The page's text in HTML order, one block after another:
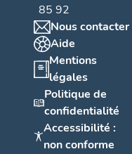
85 92
Nous contacter
Aide
Mentions
légales
Politique de
confidentialité
Accessibilité :
non conforme